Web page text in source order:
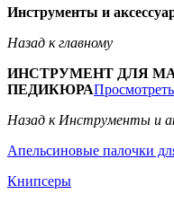
Инструменты и
Назад к главному
ИНСТРУМЕНТ ДЛЯ
ПЕДИКЮРАПросмотреть
Назад к Инструменты и
Апельсиновые палочки
Книпсеры